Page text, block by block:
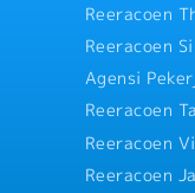
requirements.-
occupational health,
processes.- Prepare
data analysis to
Control
related waste.-
machinery
Reeracoen
Reeracoen
Agensi
Reeracoen
Reeracoen
Reeracoen